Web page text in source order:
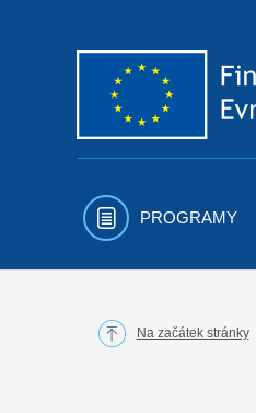
PROGRAMY
Na začátek stránky